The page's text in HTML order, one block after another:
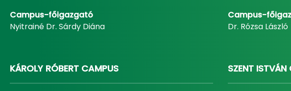
Campus-főigazgató
Nyitrainé Dr. Sárdy Diána
Campus-
Dr. Rózsa László
KÁROLY RÓBERT CAMPUS SZENT